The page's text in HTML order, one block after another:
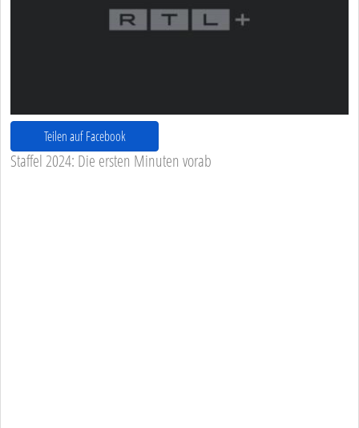
Teilen auf Facebook
Staffel 2024: Die ersten Minuten vorab